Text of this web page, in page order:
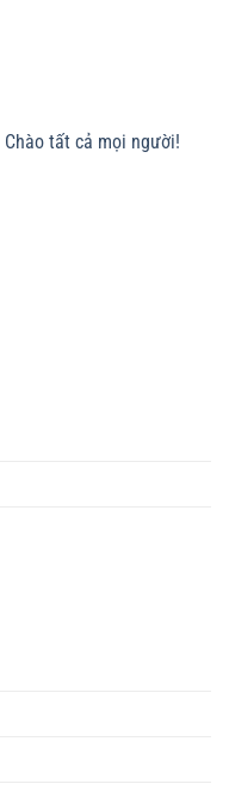
Chào tất cả mọi người!